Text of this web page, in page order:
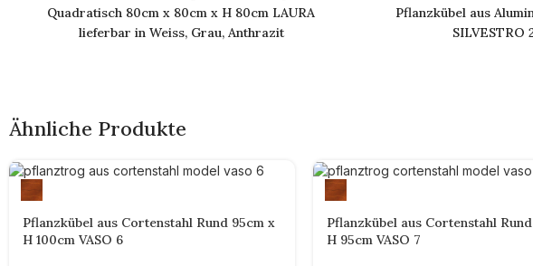
Quadratisch 80cm x 80cm x H 80cm LAURA
lieferbar in Weiss, Grau, Anthrazit
Pflanzkübel aus
SILVESTRO
Ähnliche Produkte
Pflanzkübel aus Cortenstahl Rund 95cm x
H 100cm VASO 6
Pflanzkübel aus Cortenstahl
H 95cm VASO 7